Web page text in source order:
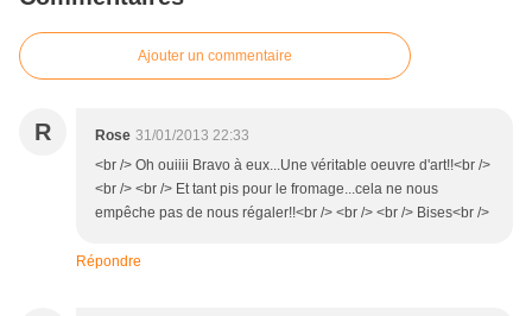
Ajouter un commentaire
R Rose 31/01/2013 22:33
<br /> Oh ouiiii Bravo à eux...Une véritable oeuvre d'art!!<br />
<br /> <br /> Et tant pis pour le fromage...cela ne nous
empêche pas de nous régaler!!<br /> <br /> <br /> Bises<br />
Répondre